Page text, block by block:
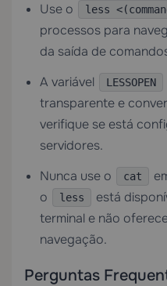
Use o
less
processos para
da saída de
A variável
LESSOPEN
transparente e
verifique se está
servidores.
Nunca use o
cat
o
less
está
terminal e não
navegação.
Perguntas